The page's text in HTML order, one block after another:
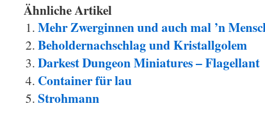
Ähnliche Artikel
Mehr Zwerginnen und auch mal ’n
Beholdernachschlag und Kristallgolem
Darkest Dungeon Miniatures – Flagellant
Container für lau
Strohmann